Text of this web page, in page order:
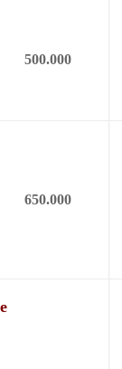
500.000
650.000